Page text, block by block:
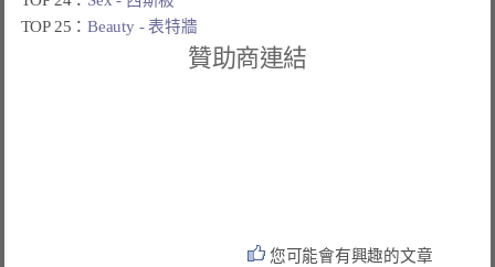
TOP 25：Beauty - 表特牆
贊助商連結
您可能會有興趣的文章